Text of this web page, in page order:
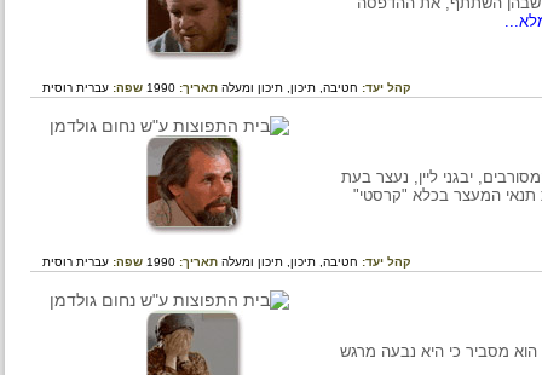
קהל יעד: חטיבה,תיכון,תיכון ומעלהתאריך:1990 שפה:עברית רוסית
יבגני ליין, נעצר בעת
המעצר בכלא "קרסטי"
קהל יעד: חטיבה,תיכון,תיכון ומעלהתאריך:1990 שפה:עברית רוסית
מסביר כי היא נבעה מרגש